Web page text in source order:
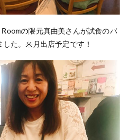
の隈元真由美さんが試食のパ
た。来月出店予定です！